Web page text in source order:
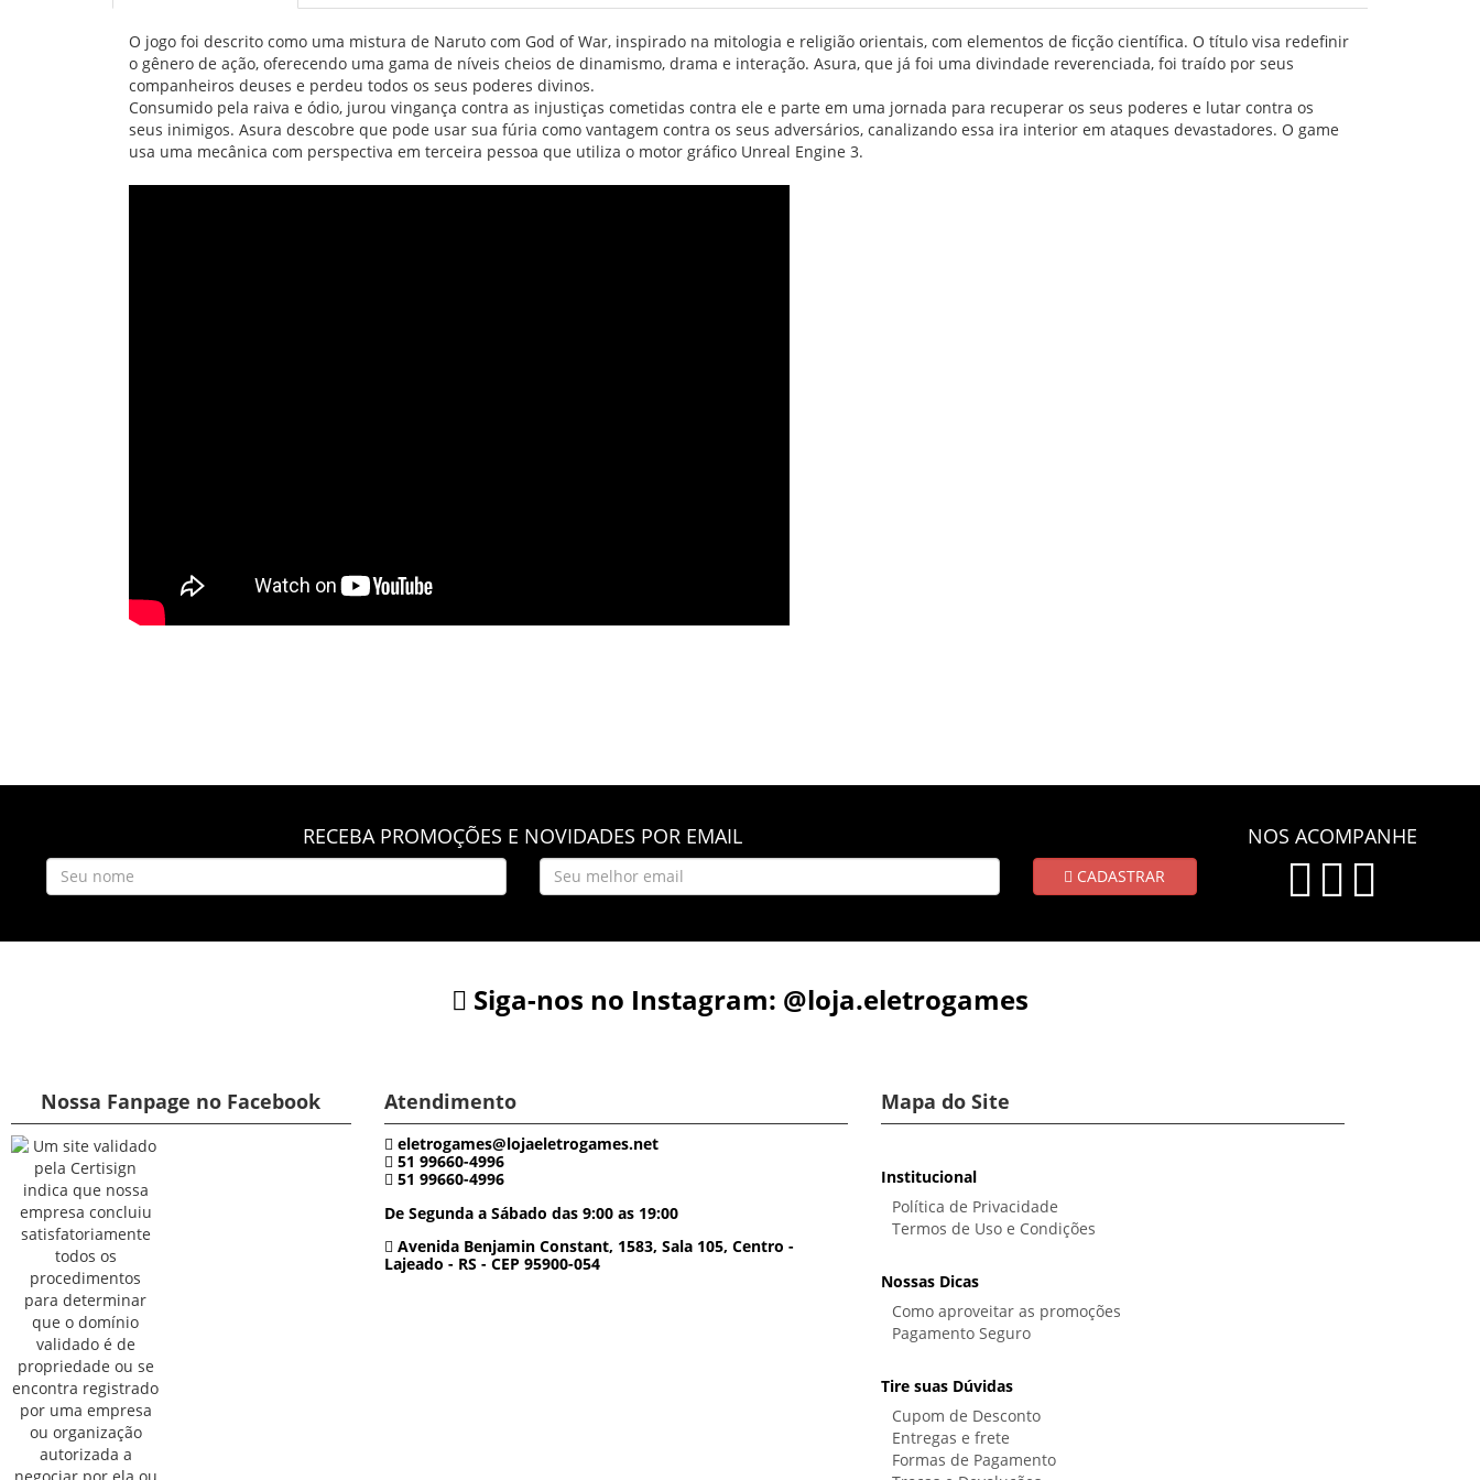
O jogo foi descrito como uma mistura de Naruto com God of War, inspirado na mitologia e religião orientais, com elementos de ficção científica. O título visa redefinir
o gênero de ação, oferecendo uma gama de níveis cheios de dinamismo, drama e interação. Asura, que já foi uma divindade reverenciada, foi traído por seus
companheiros deuses e perdeu todos os seus poderes divinos.
Consumido pela raiva e ódio, jurou vingança contra as injustiças cometidas contra ele e parte em uma jornada para recuperar os seus poderes e lutar contra os
seus inimigos. Asura descobre que pode usar sua fúria como vantagem contra os seus adversários, canalizando essa ira interior em ataques devastadores. O game
usa uma mecânica com perspectiva em terceira pessoa que utiliza o motor gráfico Unreal Engine 3.
RECEBA PROMOÇÕES E NOVIDADES POR EMAIL
CADASTRAR
NOS ACOMPANHE
Siga-nos no Instagram: @loja.eletrogames
Nossa Fanpage no Facebook Atendimento
eletrogames@lojaeletrogames.net
51 99660-4996
51 99660-4996
De Segunda a Sábado das 9:00 as 19:00
Avenida Benjamin Constant, 1583, Sala 105, Centro -
Lajeado - RS - CEP 95900-054
Mapa do Site
Institucional
Política de Privacidade
Termos de Uso e Condições
Nossas Dicas
Como aproveitar as promoções
Pagamento Seguro
Tire suas Dúvidas
Cupom de Desconto
Entregas e frete
Formas de Pagamento